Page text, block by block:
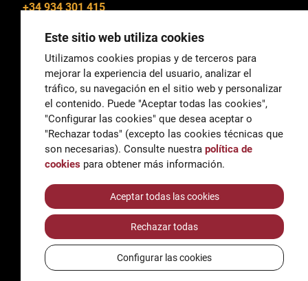
+34 934 301 415
General
correu@escoladeltreball.org
Información
informacio@escoladeltreball.org
Trámites de secretaría
AccessibilidadAviso legal y Política de Privacidad
Política de cookies
Créditos
Este sitio web utiliza cookies
Utilizamos cookies propias y de terceros para
mejorar la experiencia del usuario, analizar el
tráfico, su navegación en el sitio web y personalizar
el contenido. Puede "Aceptar todas las cookies",
"Configurar las cookies" que desea aceptar o
"Rechazar todas" (excepto las cookies técnicas que
son necesarias). Consulte nuestra política de
cookies para obtener más información.
Aceptar todas las cookies
Rechazar todas
Configurar las cookies